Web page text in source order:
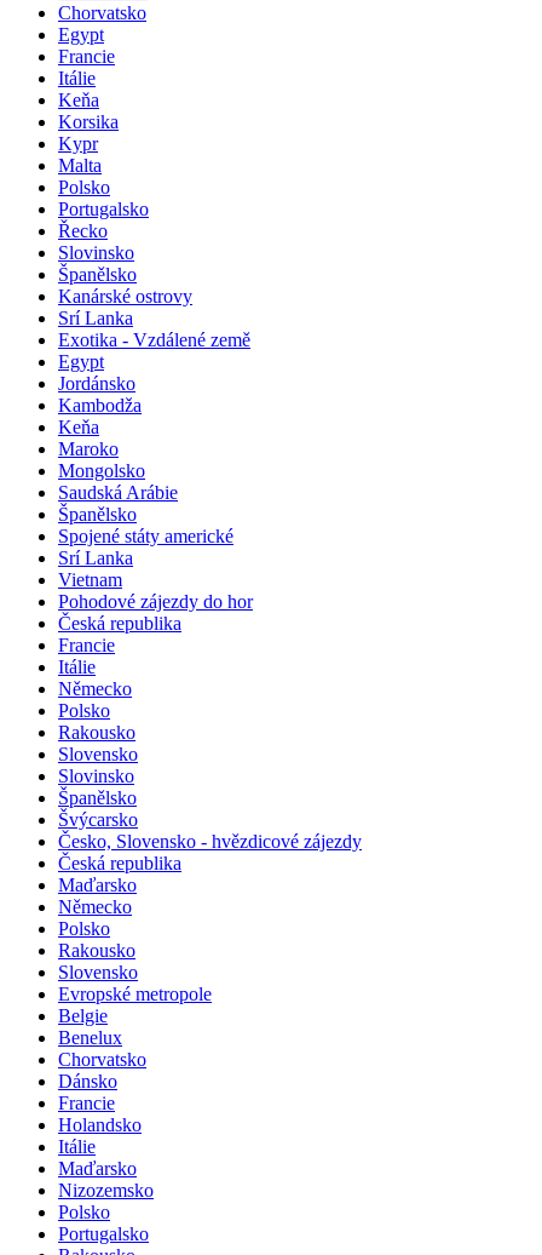
Chorvatsko
Egypt
Francie
Itálie
Keňa
Korsika
Kypr
Malta
Polsko
Portugalsko
Řecko
Slovinsko
Španělsko
Kanárské ostrovy
Srí Lanka
Exotika - Vzdálené země
Egypt
Jordánsko
Kambodža
Keňa
Maroko
Mongolsko
Saudská Arábie
Španělsko
Spojené státy americké
Srí Lanka
Vietnam
Pohodové zájezdy do hor
Česká republika
Francie
Itálie
Německo
Polsko
Rakousko
Slovensko
Slovinsko
Španělsko
Švýcarsko
Česko, Slovensko - hvězdicové zájezdy
Česká republika
Maďarsko
Německo
Polsko
Rakousko
Slovensko
Evropské metropole
Belgie
Benelux
Chorvatsko
Dánsko
Francie
Holandsko
Itálie
Maďarsko
Nizozemsko
Polsko
Portugalsko